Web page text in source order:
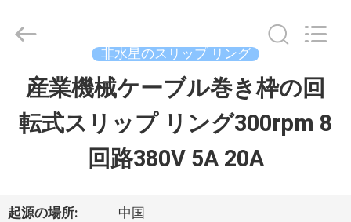
非水星のスリップ リング
産業機械ケーブル巻き枠の回
転式スリップ リング300rpm 8
回路380V 5A 20A
起源の場所: 中国